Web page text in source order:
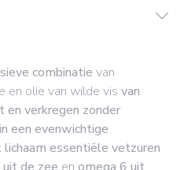
combinatie van
en olie van wilde vis van
verkregen zonder
in een evenwichtige
essentiële vetzuren